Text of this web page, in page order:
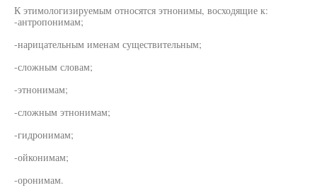
К этимологизируемым относятся этнонимы, восходящие к:
-антропонимам;
-нарицательным именам существительным;
-сложным словам;
-этнонимам;
-сложным этнонимам;
-гидронимам;
-ойконимам;
-оронимам.